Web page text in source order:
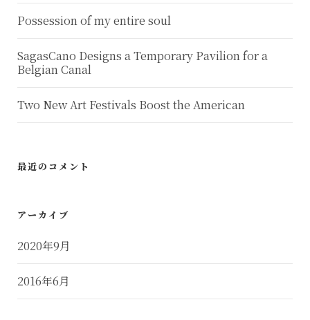
Possession of my entire soul
SagasCano Designs a Temporary Pavilion for a
Belgian Canal
Two New Art Festivals Boost the American
最近のコメント
アーカイブ
2020年9月
2016年6月